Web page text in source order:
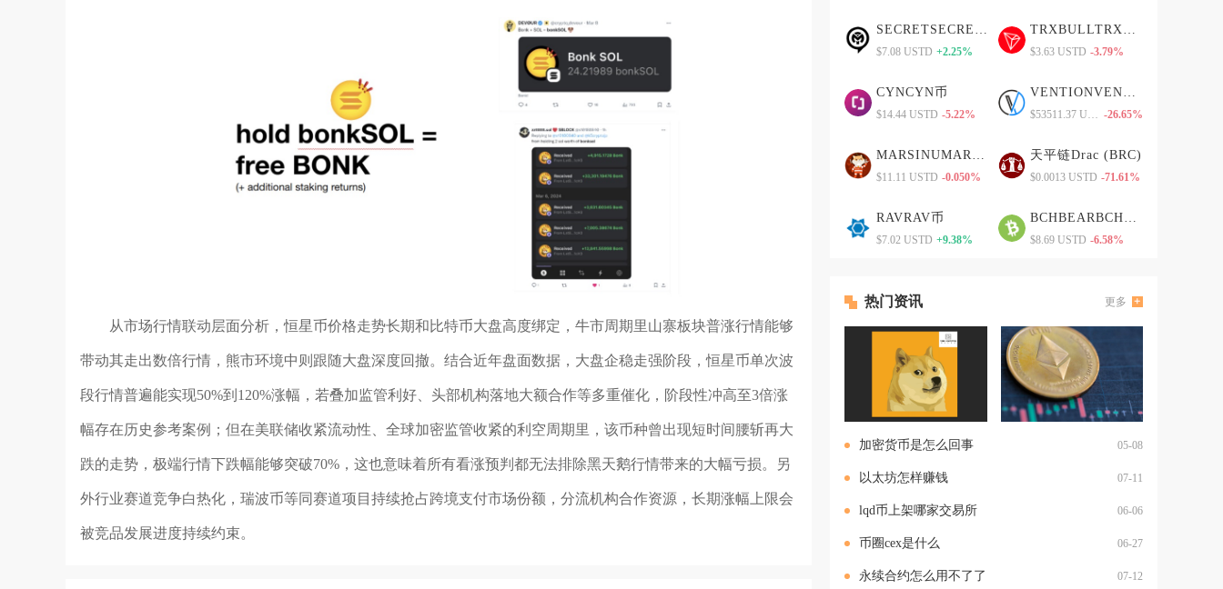
从市场行情联动层面分析，恒星币价格走势长期和比特币大盘高度绑定，牛市周期里山寨板块普涨行情能够
带动其走出数倍行情，熊市环境中则跟随大盘深度回撤。结合近年盘面数据，大盘企稳走强阶段，恒星币单次波
段行情普遍能实现50%到120%涨幅，若叠加监管利好、头部机构落地大额合作等多重催化，阶段性冲高至3倍涨
幅存在历史参考案例；但在美联储收紧流动性、全球加密监管收紧的利空周期里，该币种曾出现短时间腰斩再大
跌的走势，极端行情下跌幅能够突破70%，这也意味着所有看涨预判都无法排除黑天鹅行情带来的大幅亏损。另
外行业赛道竞争白热化，瑞波币等同赛道项目持续抢占跨境支付市场份额，分流机构合作资源，长期涨幅上限会
被竞品发展进度持续约束。
SECRETSECRET币
$7.08 USTD +2.25%
TRXBULLTRXBULL币
$3.63 USTD -3.79%
CYNCYN币
$14.44 USTD -5.22%
VENTIONVENTION币
$53511.37 USTD -26.65%
MARSINUMARSINU币
$11.11 USTD -0.050%
天平链Drac (BRC)
$0.0013 USTD -71.61%
RAVRAV币
$7.02 USTD +9.38%
BCHBEARBCHBEAR币
$8.69 USTD -6.58%
热门资讯 更多
加密货币是怎么回事 05-08
以太坊怎样赚钱 07-11
lqd币上架哪家交易所 06-06
币圈cex是什么 06-27
永续合约怎么用不了了 07-12